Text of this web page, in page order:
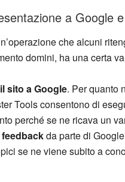
a Google
che alcuni
domini, ha una certa
sito a Google. Per quanto
Tools consentono di
perché se ne ricava un
da parte di
se ne viene subito a